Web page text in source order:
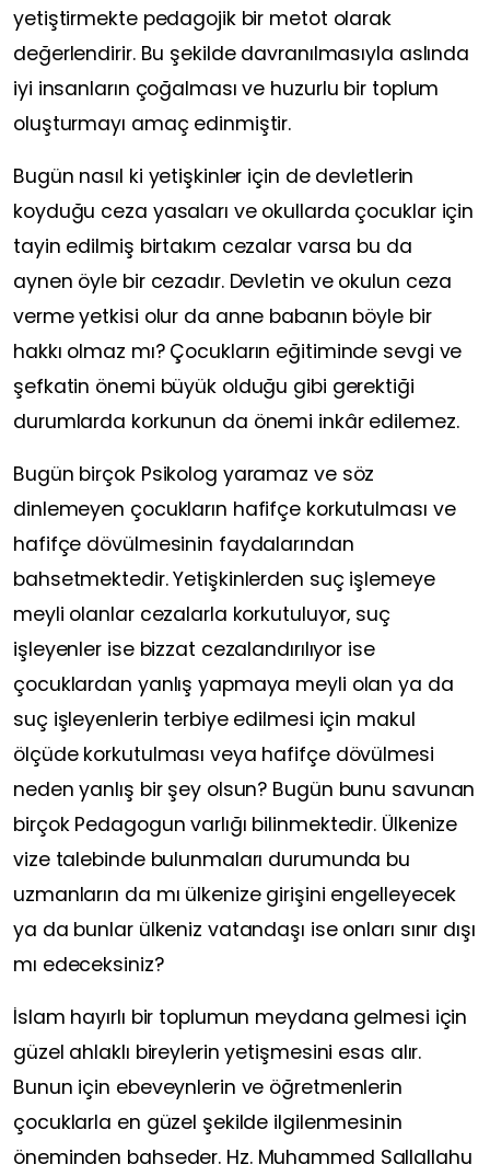
yetiştirmekte pedagojik bir metot olarak
değerlendirir. Bu şekilde davranılmasıyla aslında
iyi insanların çoğalması ve huzurlu bir toplum
oluşturmayı amaç edinmiştir.
Bugün nasıl ki yetişkinler için de devletlerin
koyduğu ceza yasaları ve okullarda çocuklar için
tayin edilmiş birtakım cezalar varsa bu da
aynen öyle bir cezadır. Devletin ve okulun ceza
verme yetkisi olur da anne babanın böyle bir
hakkı olmaz mı? Çocukların eğitiminde sevgi ve
şefkatin önemi büyük olduğu gibi gerektiği
durumlarda korkunun da önemi inkâr edilemez.
Bugün birçok Psikolog yaramaz ve söz
dinlemeyen çocukların hafifçe korkutulması ve
hafifçe dövülmesinin faydalarından
bahsetmektedir. Yetişkinlerden suç işlemeye
meyli olanlar cezalarla korkutuluyor, suç
işleyenler ise bizzat cezalandırılıyor ise
çocuklardan yanlış yapmaya meyli olan ya da
suç işleyenlerin terbiye edilmesi için makul
ölçüde korkutulması veya hafifçe dövülmesi
neden yanlış bir şey olsun? Bugün bunu savunan
birçok Pedagogun varlığı bilinmektedir. Ülkenize
vize talebinde bulunmaları durumunda bu
uzmanların da mı ülkenize girişini engelleyecek
ya da bunlar ülkeniz vatandaşı ise onları sınır dışı
mı edeceksiniz?
İslam hayırlı bir toplumun meydana gelmesi için
güzel ahlaklı bireylerin yetişmesini esas alır.
Bunun için ebeveynlerin ve öğretmenlerin
çocuklarla en güzel şekilde ilgilenmesinin
öneminden bahseder. Hz. Muhammed Sallallahu